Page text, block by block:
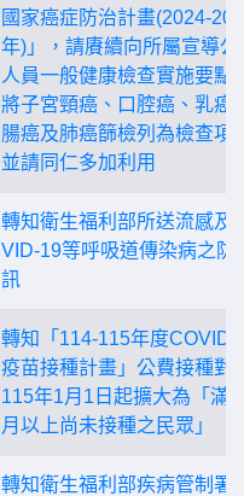
國家癌症防治計畫(2024-
年)」，請賡續向所屬宣導公
人員一般健康檢查實施要點
將子宮頸癌、口腔癌、乳癌
腸癌及肺癌篩檢列為檢查項
並請同仁多加利用
轉知衛生福利部所送流感及
VID-19等呼吸道傳染病之防
訊
轉知「114-115年度COVID-
疫苗接種計畫」公費接種對
115年1月1日起擴大為「滿6
月以上尚未接種之民眾」
轉知衛生福利部疾病管制署